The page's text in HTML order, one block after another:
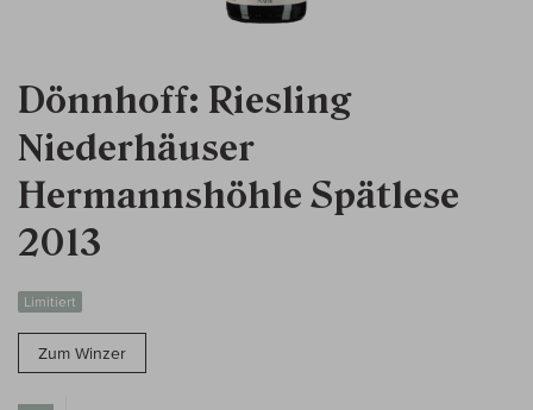
Dönnhoff: Riesling
Niederhäuser
Hermannshöhle Spätlese
2013
Limitiert
Zum Winzer